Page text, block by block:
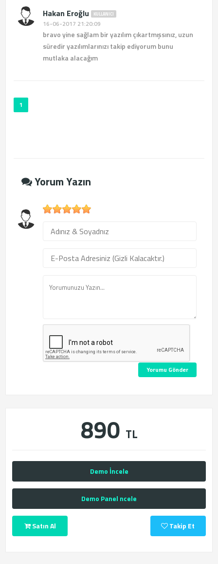
Hakan Eroğlu KULLANICI
16-06-2017 21:20:09
bravo yine sağlam bir yazılım çıkartmışsınız, uzun
süredir yazılımlarınızı takip ediyorum bunu
mutlaka alacağım
1
Yorum Yazın
Yorumu Gönder
890 TL
Demo İncele
Demo Panel ncele
Satın Al Takip Et